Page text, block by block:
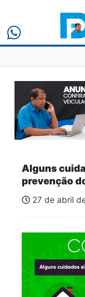
Alguns
prevenção
27 de abril